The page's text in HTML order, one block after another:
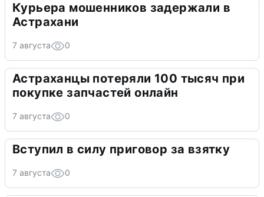
Курьера мошенников задержали в
Астрахани
7 августа 0
Астраханцы потеряли 100 тысяч при
покупке запчастей онлайн
7 августа 0
Вступил в силу приговор за взятку
7 августа 0